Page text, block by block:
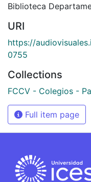
Biblioteca
URI
https://
0755
Collections
FCCV - Colegios -
Full item page